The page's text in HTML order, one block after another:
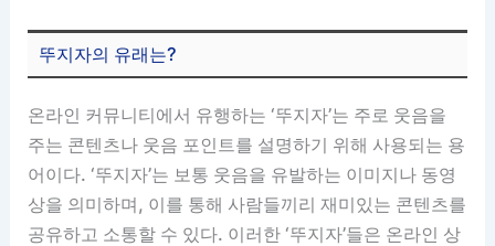
뚜지자의 유래는?
온라인 커뮤니티에서 유행하는 ‘뚜지자’는 주로 웃음을
주는 콘텐츠나 웃음 포인트를 설명하기 위해 사용되는 용
어이다. ‘뚜지자’는 보통 웃음을 유발하는 이미지나 동영
상을 의미하며, 이를 통해 사람들끼리 재미있는 콘텐츠를
공유하고 소통할 수 있다. 이러한 ‘뚜지자’들은 온라인 상